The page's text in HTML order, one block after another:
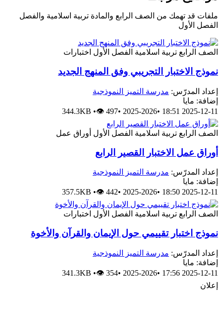
ملفات قد تهمك من الصف الرابع والمادة تربية اسلامية والفصل
الفصل الأول
الصف الرابع تربية اسلامية الفصل الأول اختبارات
نموذج الاختبار التجريبي وفق المنهج الجديد
إعداد المدرّس: مدرسة التميز النموذجية
إضافة: مايا
2025-12-11 18:51
•
2025-2026
•
344.3KB •👁 497
الصف الرابع تربية اسلامية الفصل الأول أوراق عمل
أوراق عمل الاختبار القصير الرابع
إعداد المدرّس: مدرسة التميز النموذجية
إضافة: مايا
2025-12-11 18:50
•
2025-2026
•
357.5KB •👁 442
الصف الرابع تربية اسلامية الفصل الأول اختبارات
نموذج اختبار تقييمي حول الإيمان والقرآن والأخوة
إعداد المدرّس: مدرسة التميز النموذجية
إضافة: مايا
2025-12-11 17:56
•
2025-2026
•
341.3KB •👁 354
إعلان